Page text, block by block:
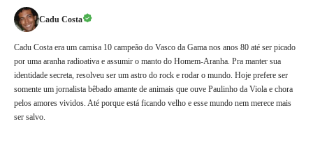
Cadu Costa
Cadu Costa era um camisa 10 campeão do Vasco da Gama nos anos 80 até ser picado
por uma aranha radioativa e assumir o manto do Homem-Aranha. Pra manter sua
identidade secreta, resolveu ser um astro do rock e rodar o mundo. Hoje prefere ser
somente um jornalista bêbado amante de animais que ouve Paulinho da Viola e chora
pelos amores vividos. Até porque está ficando velho e esse mundo nem merece mais
ser salvo.